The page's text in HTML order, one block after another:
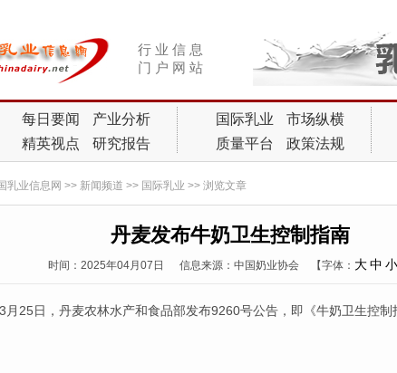
行 业 信 息
门 户 网 站
每日要闻
产业分析
精英视点
研究报告
国际乳业
市场纵横
质量平台
政策法规
乳业信息网 >> 新闻频道 >> 国际乳业 >> 浏览文章
丹麦发布牛奶卫生控制指南
时间：2025年04月07日 信息来源：中国奶业协会 【字体： 大 中 小
日，丹麦农林水产和食品部发布9260号公告，即《牛奶卫生控制